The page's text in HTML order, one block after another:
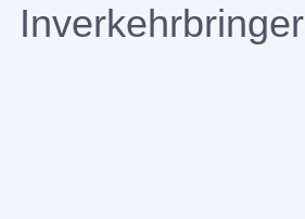
Inverkehrbringer